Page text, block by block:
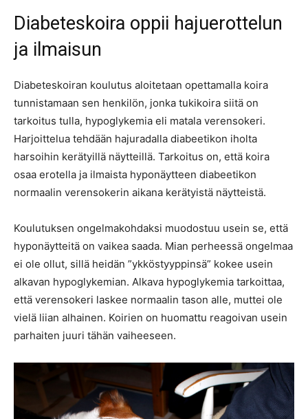
Diabeteskoira oppii hajuerottelun
ja ilmaisun
Diabeteskoiran koulutus aloitetaan opettamalla koira
tunnistamaan sen henkilön, jonka tukikoira siitä on
tarkoitus tulla, hypoglykemia eli matala verensokeri.
Harjoittelua tehdään hajuradalla diabeetikon iholta
harsoihin kerätyillä näytteillä. Tarkoitus on, että koira
osaa erotella ja ilmaista hyponäytteen diabeetikon
normaalin verensokerin aikana kerätyistä näytteistä.
Koulutuksen ongelmakohdaksi muodostuu usein se, että
hyponäytteitä on vaikea saada. Mian perheessä ongelmaa
ei ole ollut, sillä heidän ”ykköstyyppinsä” kokee usein
alkavan hypoglykemian. Alkava hypoglykemia tarkoittaa,
että verensokeri laskee normaalin tason alle, muttei ole
vielä liian alhainen. Koirien on huomattu reagoivan usein
parhaiten juuri tähän vaiheeseen.